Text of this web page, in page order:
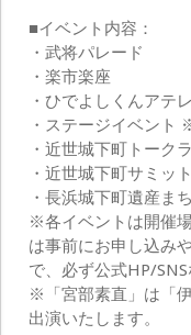
■イベント内容：
・武将パレード
・楽市楽座
・ひでよしくんアテ
・ステージイベント
・近世城下町トーク
・近世城下町サミット
・長浜城下町遺産ま
※各イベントは開催
は事前にお申し込み
で、必ず公式HP/SNS
※「宮部素直」は「
出演いたします。